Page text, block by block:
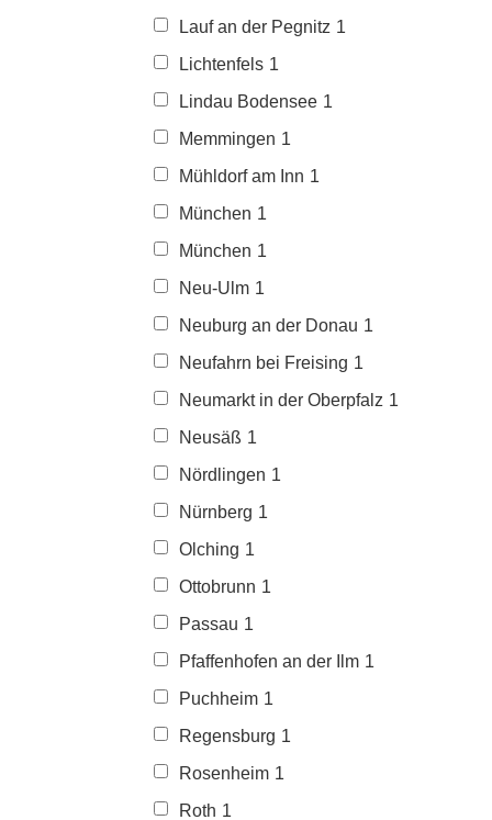
Lauf an der Pegnitz 1
Lichtenfels 1
Lindau Bodensee 1
Memmingen 1
Mühldorf am Inn 1
München 1
München 1
Neu-Ulm 1
Neuburg an der Donau 1
Neufahrn bei Freising 1
Neumarkt in der Oberpfalz 1
Neusäß 1
Nördlingen 1
Nürnberg 1
Olching 1
Ottobrunn 1
Passau 1
Pfaffenhofen an der Ilm 1
Puchheim 1
Regensburg 1
Rosenheim 1
Roth 1